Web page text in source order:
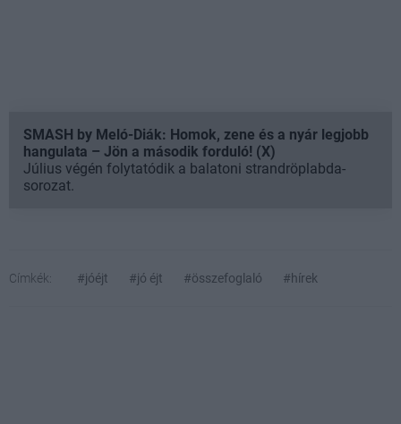
SMASH by Meló-Diák: Homok, zene és a nyár legjobb
hangulata – Jön a második forduló! (X)
Július végén folytatódik a balatoni strandröplabda-
sorozat.
Címkék: #jóéjt #jó éjt #összefoglaló #hírek